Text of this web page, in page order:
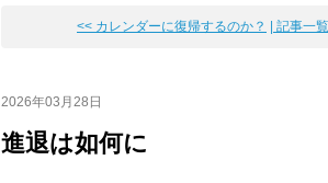
<< カレンダーに復帰するのか？ | 記事一覧 |
2026年03月28日
進退は如何に